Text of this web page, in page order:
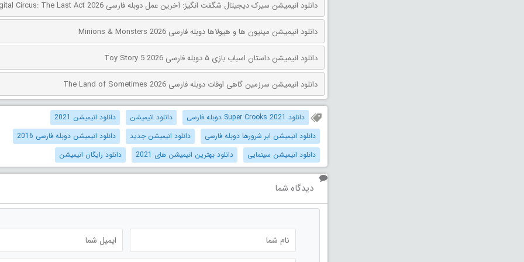
دانلود انیمیشن مینیون‌ ها و هیولاها دوبله فارسی Minions & Monsters 2026
دانلود انیمیشن داستان اسباب بازی ۵ دوبله فارسی Toy Story 5 2026
دانلود انیمیشن سرزمین گاهی اوقات دوبله فارسی The Land of Sometimes 2026
دانلود Super Crooks 2021 دوبله فارسی دانلود انیمیشن
دانلود انیمیشن 2021
دانلود انیمیشن ابر شرورها دوبله فارسی
دانلود انیمیشن جدید
دانلود انیمیشن دوبله فارسی 2016
دانلود انیمیشن سینمایی
دانلود بهترین انیمیشن های 2021 دانلود رایگان انیمیشن
دیدگاه شما